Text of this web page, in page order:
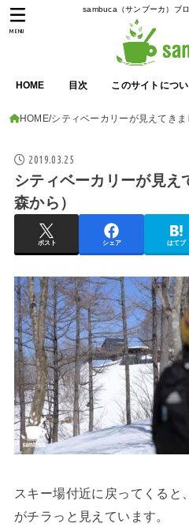
sambuca（サンブーカ）ブ
HOME 目次 このサイトにつ
MENU
HOME シティベーカリーが見えてきま
2019.03.25
シティベーカリーが見え
森から）
ポスト シェア はてブ
スキー場付近に戻ってくると
がチラっと見えています。